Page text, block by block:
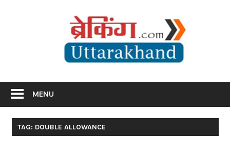
MENU
TAG: DOUBLE ALLOWANCE